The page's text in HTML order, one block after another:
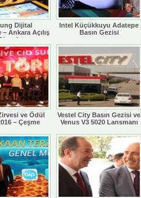
Dijital
Ankara Açılış
Intel Küçükkuyu Adatepe
Basın Gezisi
ve Ödül
– Çeşme
Vestel City Basın Gezisi ve
Venus V3 5020 Lansmanı